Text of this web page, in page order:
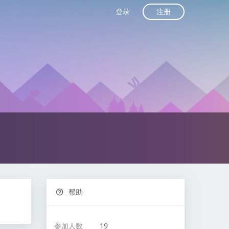
登录 注册
帮助
参加人数 19